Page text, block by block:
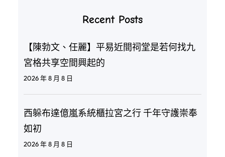
Recent Posts
【陳勃文、任麗】平易近間祠堂是若何找九
宮格共享空間興起的
2026 年 8 月 8 日
西躲布達億嵐系統櫃拉宮之行 千年守護崇奉
如初
2026 年 8 月 8 日